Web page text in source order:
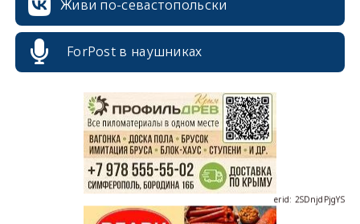
Живи по-севастопольски
ForPost в наушниках
erid: 2SDnjcrDNw6
erid: 2SDnjdPjgYS